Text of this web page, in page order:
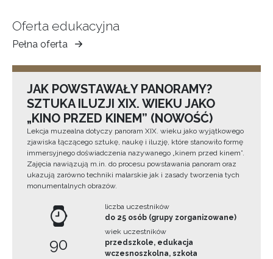
Oferta edukacyjna
Pełna oferta
Muzeum
Ziemi
JAK POWSTAWAŁY PANORAMY?
SZTUKA ILUZJI XIX. WIEKU JAKO
„KINO PRZED KINEM” (NOWOŚĆ)
Lekcja muzealna dotyczy panoram XIX. wieku jako wyjątkowego
zjawiska łączącego sztukę, naukę i iluzję, które stanowiło formę
immersyjnego doświadczenia nazywanego „kinem przed kinem”.
Zajęcia nawiązują m.in. do procesu powstawania panoram oraz
ukazują zarówno techniki malarskie jak i zasady tworzenia tych
monumentalnych obrazów.
90
liczba uczestników
do 25 osób (grupy zorganizowane)
wiek uczestników
przedszkole, edukacja
wczesnoszkolna, szkoła